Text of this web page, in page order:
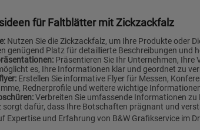
für Faltblätter mit Zickzackfalz
Nutzen Sie die Zickzackfalz, um Ihre Produkte oder
genügend Platz für detaillierte Beschreibungen und
Präsentieren Sie Ihr Unternehmen, Ihre
es, Ihre Informationen klar und geordnet zu
Erstellen Sie informative Flyer für Messen,
Rednerprofile und weitere wichtige
Verbreiten Sie umfassende Informationen
sorgt dafür, dass Ihre Botschaften prägnant und
Expertise und Erfahrung von B&W Grafikservice im